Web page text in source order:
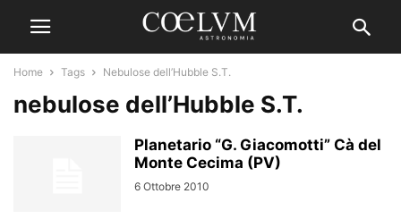
Home Tags Nebulose dell’Hubble S.T.
nebulose dell’Hubble S.T.
Planetario “G. Giacomotti” Cà del
Monte Cecima (PV)
6 Ottobre 2010